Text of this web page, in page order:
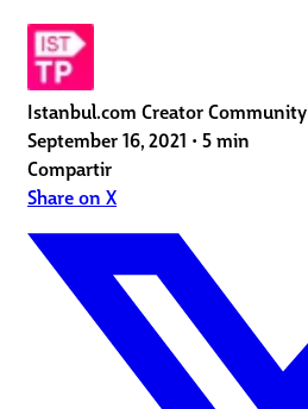
Istanbul.com Creator Community
September 16, 2021 • 5 min
Compartir
Share on X